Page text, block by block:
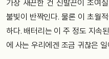
가장 새끈한 건 신발끈이 조여
불빛이 반짝인다. 물론 이 초월
하다. 배터리는 이 주 정도 지속
에 사는 우리에겐 조금 귀찮은 일